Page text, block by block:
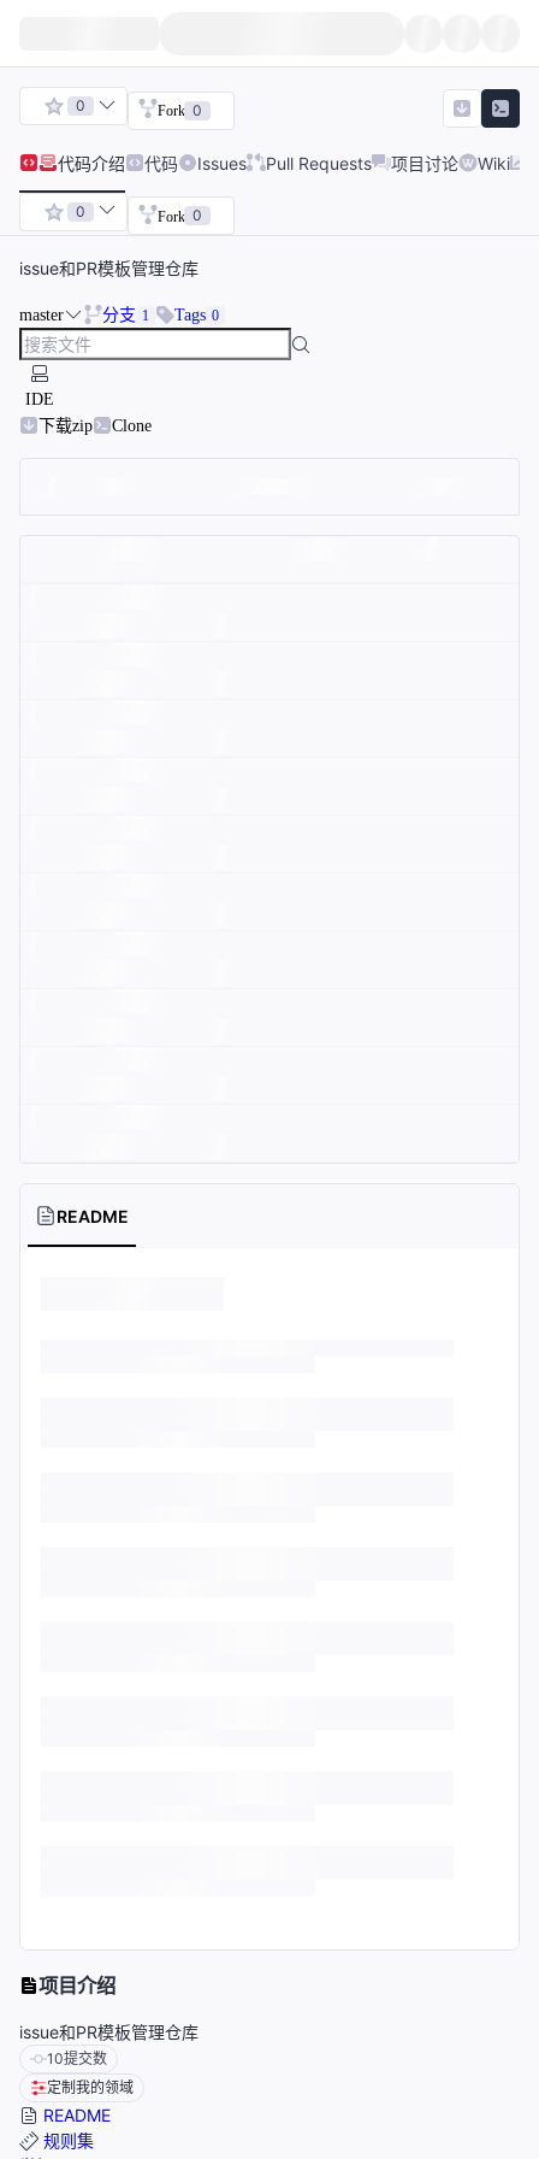
0 Fork 0
代码介绍 代码 Issues Pull Requests 项目讨论 Wiki
0 Fork 0
issue和PR模板管理仓库
master 分支 1 Tags 0
IDE
下载zip
Clone
README
项目介绍
issue和PR模板管理仓库
10提交数
定制我的领域
README
规则集